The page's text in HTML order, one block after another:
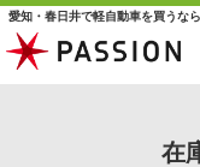
愛知・春日井で軽自動車を買うな
在